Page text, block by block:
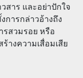
าร และอย่าปักใจ
การกล่าวอ้างถึง
สวมรอย หรือ
างความเสื่อมเสีย